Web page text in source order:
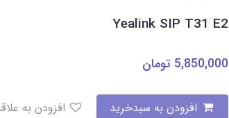
Yealink SIP T31 E2
5,850,000 تومان